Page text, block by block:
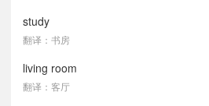
study
翻译：书房
living room
翻译：客厅